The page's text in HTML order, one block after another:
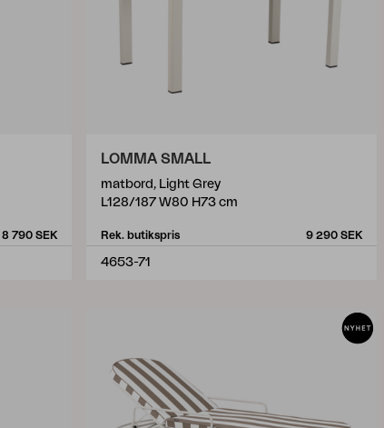
8 790 SEK
LOMMA SMALL
matbord, Light Grey
L128/187 W80 H73 cm
Rek. butikspris 9 290 SEK
4653-71